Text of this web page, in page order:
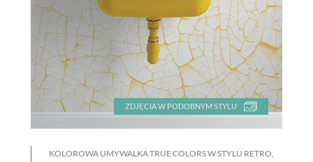
ZDJĘCIA W PODOBNYM STYLU
KOLOROWA UMYWALKA TRUE COLORS W STYLU RETRO,